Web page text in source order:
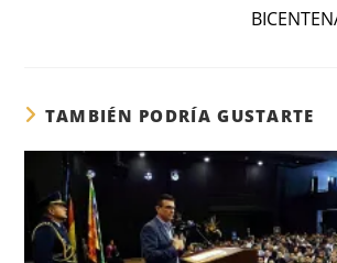
TAMBIÉN PODRÍA GUSTARTE